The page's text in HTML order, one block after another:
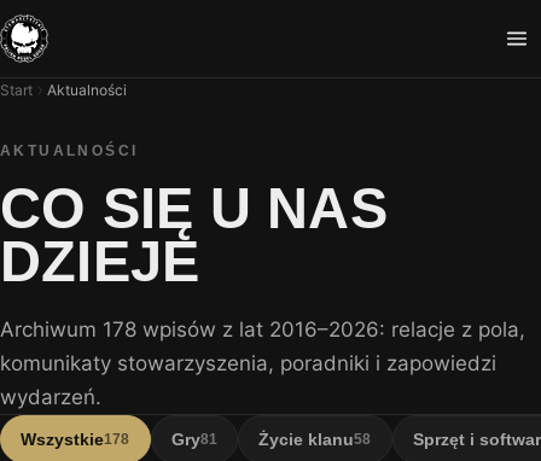
Start Aktualności
AKTUALNOŚCI
CO SIĘ U NAS
DZIEJE
Archiwum 178 wpisów z lat 2016–2026: relacje z pola,
komunikaty stowarzyszenia, poradniki i zapowiedzi
wydarzeń.
Wszystkie178 Gry81 Życie klanu58 Sprzęt i